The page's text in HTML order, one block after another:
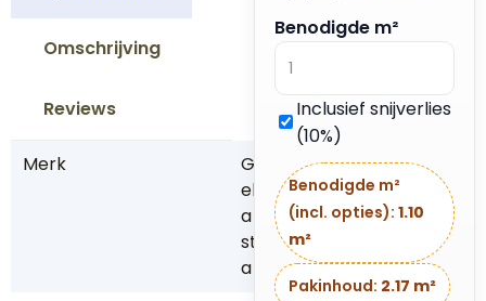
Omschrijving
Reviews
Merk
G
el
a
st
a
Benodigde m²
Inclusief snijverlies
(10%)
Benodigde m²
(incl. opties): 1.10
m²
Pakinhoud: 2.17 m²